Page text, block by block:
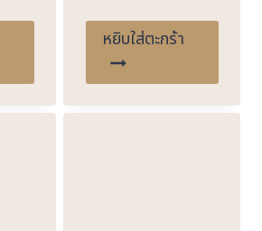
หยิบใส่ตะกร้า